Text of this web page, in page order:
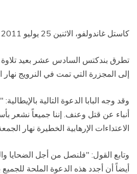
كاستل غاندولفو، الاثنين 25 يوليو 2011 (
تطرق بندكتس السادس عشر بعيد تلاوة
إلى المجزرة التي تمت في النرويج
وقد وجه البابا الدعوة التالية
أنباء عن قتل وعنف. إننا جميعاً نشعر
الاعتداءات الإرهابية الخطيرة نهار
وتابع القول: "فلنصل من أجل الضحايا
أيضاً أن أجدد هذه الدعوة الملحة